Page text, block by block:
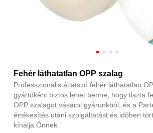
Fehér láthatatlan OPP szalag
Professzionális átlátszó fehér láthatatlan
gyártóként biztos lehet benne, hogy tiszta
OPP szalagot vásárol gyárunkból, és a
értékesítés utáni szolgáltatást és időben
kínálja Önnek.